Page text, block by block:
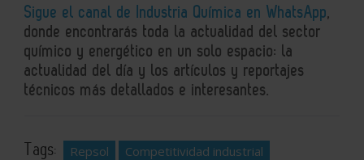
Sigue el canal de Industria Química en WhatsApp,
donde encontrarás toda la actualidad del sector
químico y energético en un solo espacio: la
actualidad del día y los artículos y reportajes
técnicos más detallados e interesantes.
Tags: Repsol
Competitividad industrial